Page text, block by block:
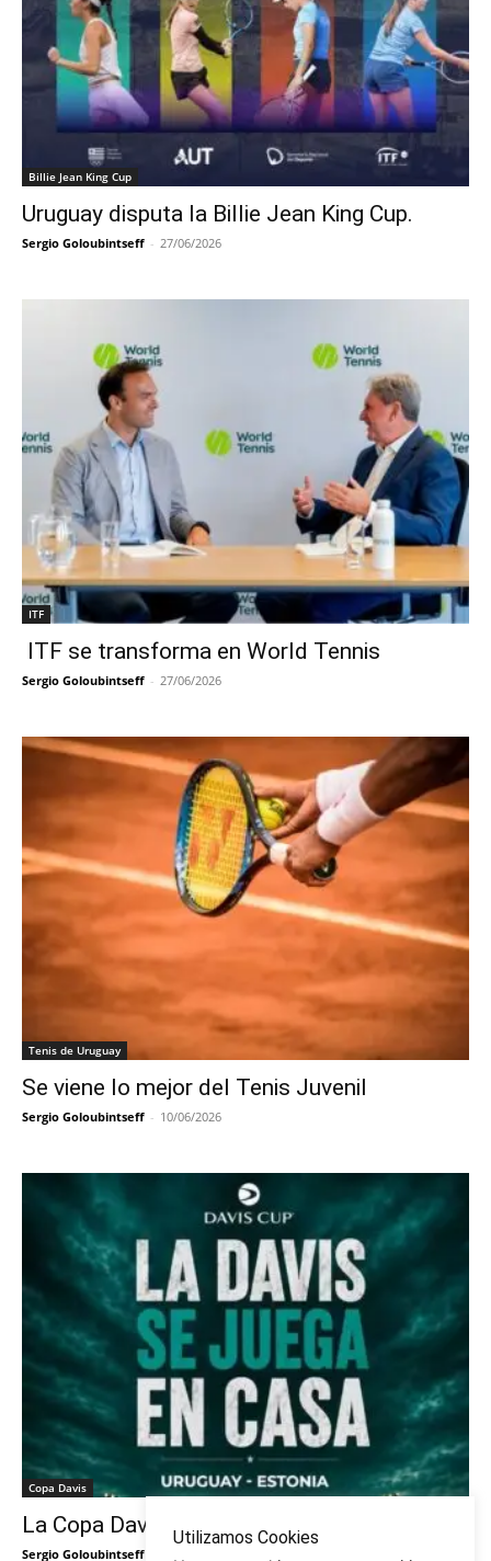
Billie Jean King Cup
Uruguay disputa la Billie Jean King Cup.
Sergio Goloubintseff - 27/06/2026
ITF
ITF se transforma en World Tennis
Sergio Goloubintseff - 27/06/2026
Tenis de Uruguay
Se viene lo mejor del Tenis Juvenil
Sergio Goloubintseff - 10/06/2026
Copa Davis
La Copa Davis vuelve al Círculo
Sergio Goloubintseff
Utilizamos Cookies